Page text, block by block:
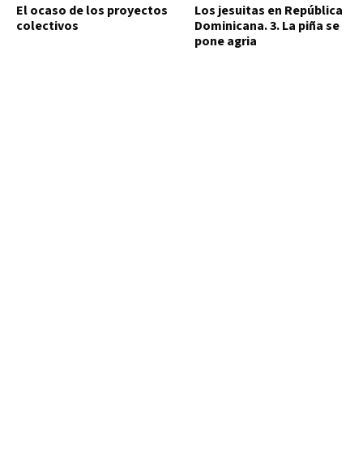
El ocaso de los proyectos
colectivos
Los jesuitas en República
Dominicana. 3. La piña se
pone agria